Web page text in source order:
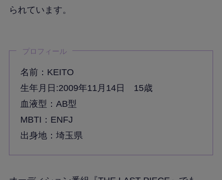
られています。
プロフィール
名前：KEITO
生年月日:2009年11月14日 15歳
血液型：AB型
MBTI：ENFJ
出身地：埼玉県